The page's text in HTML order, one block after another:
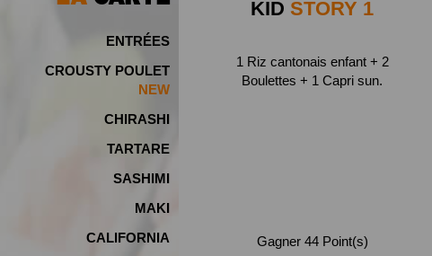
ENTRÉES
CROUSTY POULET
CHIRASHI
TARTARE
SASHIMI
MAKI
CALIFORNIA
KID STORY 1
1 Riz cantonais enfant + 2
Boulettes + 1 Capri sun.
Gagner 44 Point(s)